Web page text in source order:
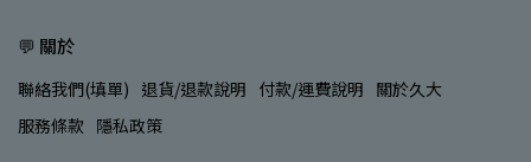
💬 關於
聯絡我們(填單) 退貨/退款說明 付款/運費說明 關於久大
服務條款 隱私政策